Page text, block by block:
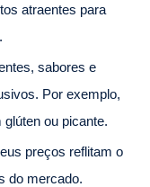
atraentes para
sabores e
Por exemplo,
ou picante.
preços reflitam o
do mercado.